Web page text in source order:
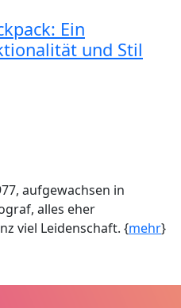
Ein
und Stil
aufgewachsen in
alles eher
viel Leidenschaft. {mehr}